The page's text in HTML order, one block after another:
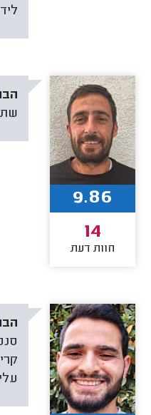
9.86
14
חוות דעת